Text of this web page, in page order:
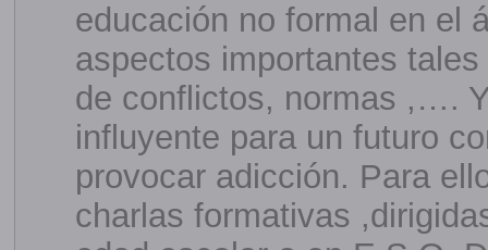
educación no formal en el
aspectos importantes
de conflictos, normas ,….
influyente para un futuro
provocar adicción. Para
charlas formativas